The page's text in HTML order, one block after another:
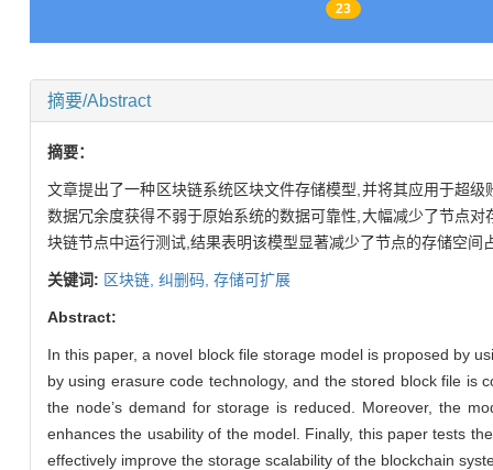
23
摘要/Abstract
摘要：
文章提出了一种区块链系统区块文件存储模型,并将其应用于超
数据冗余度获得不弱于原始系统的数据可靠性,大幅减少了节点
块链节点中运行测试,结果表明该模型显著减少了节点的存储空
关键词: 区块链, 纠删码, 存储可扩展
Abstract:
In this paper, a novel block file storage model is proposed by
by using erasure code technology, and the stored block file is
the node’s demand for storage is reduced. Moreover, the
enhances the usability of the model. Finally, this paper tests
effectively improve the storage scalability of the blockchain